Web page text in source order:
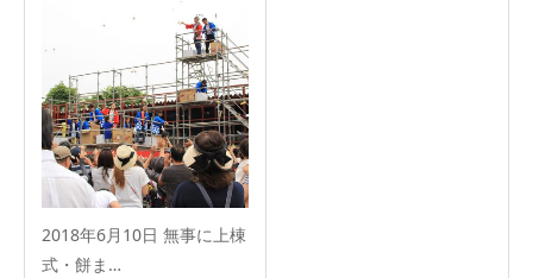
2018年6月10日 無事に上棟
式・餅ま…